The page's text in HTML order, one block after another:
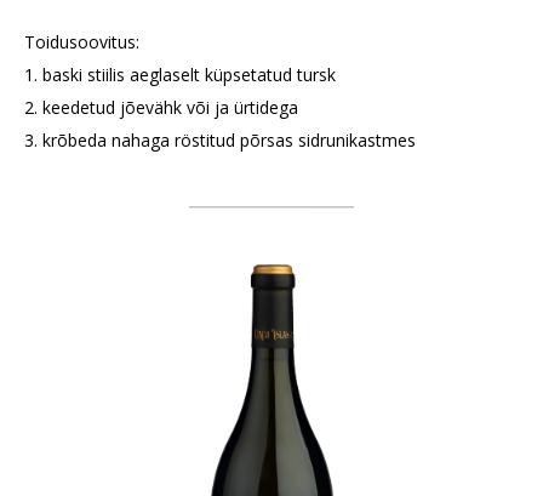
Toidusoovitus:
1. baski stiilis aeglaselt küpsetatud tursk
2. keedetud jõevähk või ja ürtidega
3. krõbeda nahaga röstitud põrsas sidrunikastmes